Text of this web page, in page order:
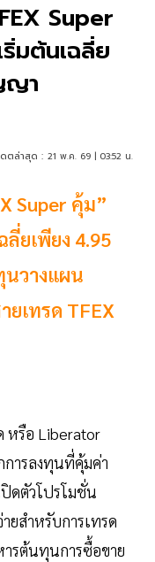
Super
ริ่มต้นเฉลี่ย
ญา
ตล่าสุด : 21 พ.ค. 69 | 03:52 น.
Super คุ้ม”
ลี่ยเพียง 4.95
วางแผน
เทรด TFEX
หรือ Liberator
การลงทุนที่คุ้มค่า
ดตัวโปรโมชั่น
ยสำหรับการเทรด
รต้นทุนการซื้อขาย